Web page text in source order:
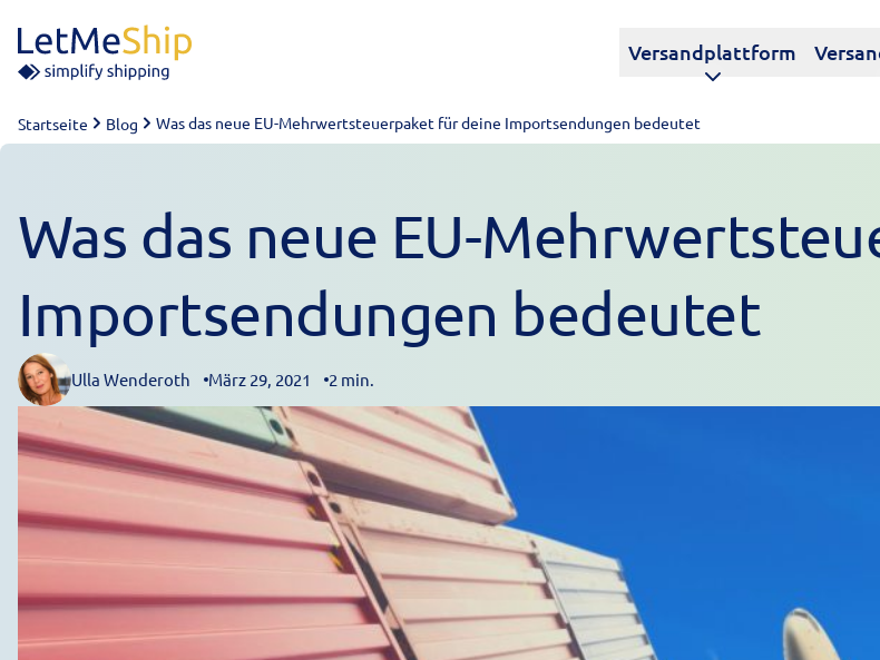
Versandplattform
Startseite Blog Was das neue EU-Mehrwertsteuerpaket für deine Importsendungen bedeutet
Was das neue EU-
Importsendungen bedeutet
Posted by
Ulla Wenderoth März 29, 2021 2 min.